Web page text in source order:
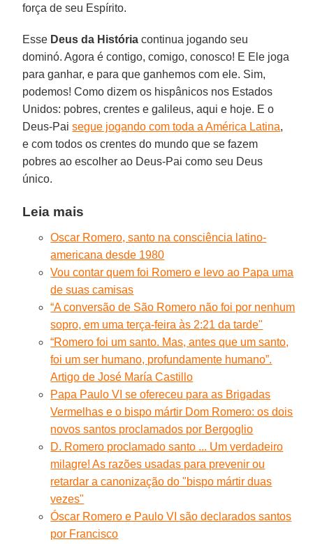
força de seu Espírito.
Esse Deus da História continua jogando seu
dominó. Agora é contigo, comigo, conosco! E Ele joga
para ganhar, e para que ganhemos com ele. Sim,
podemos! Como dizem os hispânicos nos Estados
Unidos: pobres, crentes e galileus, aqui e hoje. E o
Deus-Paisegue jogando com toda a América Latina,
e com todos os crentes do mundo que se fazem
pobres ao escolher ao Deus-Pai como seu Deus
único.
Leia mais
Oscar Romero, santo na consciência latino-
americana desde 1980
Vou contar quem foi Romero e levo ao Papa uma
de suas camisas
“A conversão de São Romero não foi por nenhum
sopro, em uma terça-feira às 2:21 da tarde"
“Romero foi um santo. Mas, antes que um santo,
foi um ser humano, profundamente humano”.
Artigo de José María Castillo
Papa Paulo VI se ofereceu para as Brigadas
Vermelhas e o bispo mártir Dom Romero: os dois
novos santos proclamados por Bergoglio
D. Romero proclamado santo ... Um verdadeiro
milagre! As razões usadas para prevenir ou
retardar a canonização do "bispo mártir duas
vezes"
Óscar Romero e Paulo VI são declarados santos
por Francisco